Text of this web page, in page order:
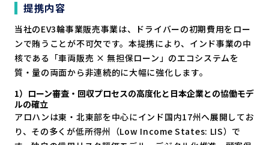
提携内容
当社のEV3輪事業販売事業は、ドライバーの初期費用をロー
ンで賄うことが不可欠です。本提携により、インド事業の中
核である「車両販売 × 無担保ローン」のエコシステムを
質・量の両面から非連続的に大幅に強化します。
1）ローン審査・回収プロセスの高度化と日本企業との協働モデ
ルの確立
アロハンは東・北東部を中心にインド国内17州へ展開してお
り、その多くが低所得州（Low Income States: LIS）で